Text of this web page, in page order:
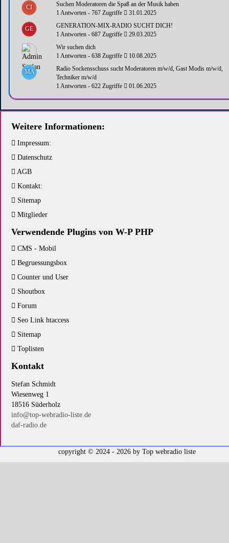
CI
Suchen Moderatoren die Spaß an der Musik haben
1 Antworten - 767 Zugriffe
31.01.2025
GE
GENERATION-MIX-RADIO SUCHT DICH!
1 Antworten - 687 Zugriffe
29.03.2025
Wir suchen dich
1 Antworten - 638 Zugriffe
10.08.2025
MA
Radio Sockensschuss sucht Moderatoren m/w/d, Gast Modis m/w/d,
Techniker m/w/d
1 Antworten - 622 Zugriffe
01.06.2025
Weitere Informationen:
Impressum:
Datenschutz
AGB
Kontakt:
Sitemap
Mitglieder
Verwendende Plugins von W-P PHP
CMS - Mobil
Begruessungsbox
Counter und User
Shoutbox
Forum
Seo Link htaccess
Sitemap
Toplisten
Kontakt
Stefan Schmidt
Wiesenweg 1
18516 Süderholz
info@top-webradio-liste.de
daf-radio.de
copyright © 2024 - 2026 by Top webradio liste